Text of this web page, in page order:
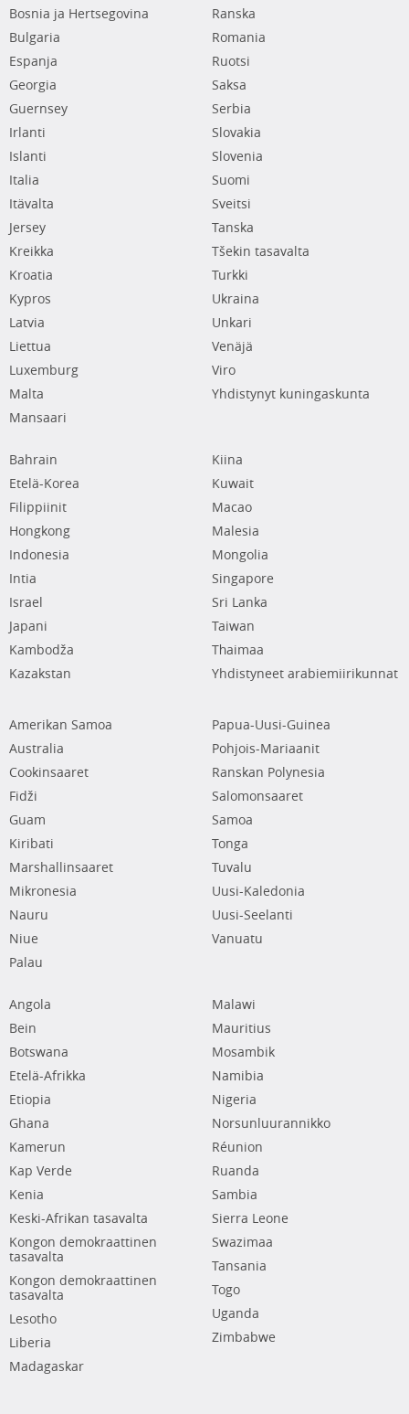
Bosnia ja Hertsegovina
Bulgaria
Espanja
Georgia
Guernsey
Irlanti
Islanti
Italia
Itävalta
Jersey
Kreikka
Kroatia
Kypros
Latvia
Liettua
Luxemburg
Malta
Mansaari
Ranska
Romania
Ruotsi
Saksa
Serbia
Slovakia
Slovenia
Suomi
Sveitsi
Tanska
Tšekin tasavalta
Turkki
Ukraina
Unkari
Venäjä
Viro
Yhdistynyt kuningaskunta
Bahrain
Etelä-Korea
Filippiinit
Hongkong
Indonesia
Intia
Israel
Japani
Kambodža
Kazakstan
Kiina
Kuwait
Macao
Malesia
Mongolia
Singapore
Sri Lanka
Taiwan
Thaimaa
Yhdistyneet arabiemiirikunnat
Amerikan Samoa
Australia
Cookinsaaret
Fidži
Guam
Kiribati
Marshallinsaaret
Mikronesia
Nauru
Niue
Palau
Papua-Uusi-Guinea
Pohjois-Mariaanit
Ranskan Polynesia
Salomonsaaret
Samoa
Tonga
Tuvalu
Uusi-Kaledonia
Uusi-Seelanti
Vanuatu
Angola
Bein
Botswana
Etelä-Afrikka
Etiopia
Ghana
Kamerun
Kap Verde
Kenia
Keski-Afrikan tasavalta
Kongon demokraattinen
tasavalta
Kongon demokraattinen
tasavalta
Lesotho
Liberia
Madagaskar
Malawi
Mauritius
Mosambik
Namibia
Nigeria
Norsunluurannikko
Réunion
Ruanda
Sambia
Sierra Leone
Swazimaa
Tansania
Togo
Uganda
Zimbabwe